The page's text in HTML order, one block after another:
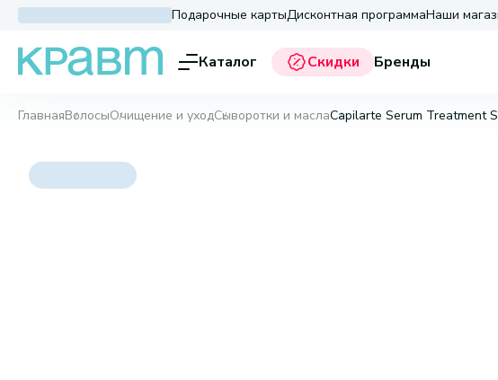
Подарочные картыДисконтная программаНаши
Каталог Скидки Бренды
ГлавнаяВолосыОчищение и уходСыворотки и маслаCapilarte Serum Treatment